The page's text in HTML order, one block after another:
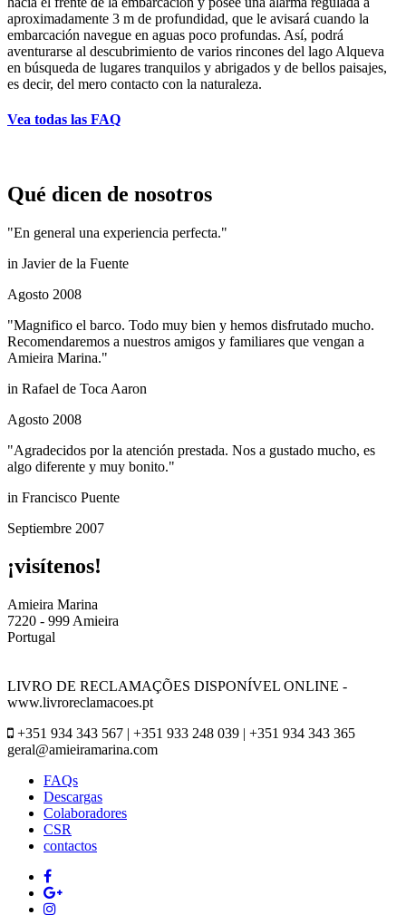
aproximadamente 3 m de profundidad, que le avisará cuando la
embarcación navegue en aguas poco profundas. Así, podrá
aventurarse al descubrimiento de varios rincones del lago Alqueva
en búsqueda de lugares tranquilos y abrigados y de bellos paisajes,
es decir, del mero contacto con la naturaleza.
Vea todas las FAQ
Qué dicen de nosotros
"En general una experiencia perfecta."
in Javier de la Fuente
Agosto 2008
"Magnifico el barco. Todo muy bien y hemos disfrutado mucho.
Recomendaremos a nuestros amigos y familiares que vengan a
Amieira Marina."
in Rafael de Toca Aaron
Agosto 2008
"Agradecidos por la atención prestada. Nos a gustado mucho, es
algo diferente y muy bonito."
in Francisco Puente
Septiembre 2007
¡visítenos!
Amieira Marina
7220 - 999 Amieira
Portugal
LIVRO DE RECLAMAÇÕES DISPONÍVEL ONLINE -
www.livroreclamacoes.pt
+351 934 343 567 | +351 933 248 039 | +351 934 343 365
geral@amieiramarina.com
FAQs
Descargas
Colaboradores
CSR
contactos